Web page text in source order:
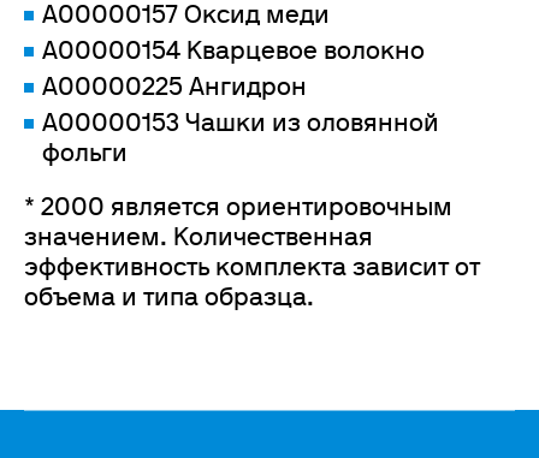
A00000157 Оксид меди
A00000154 Кварцевое волокно
A00000225 Ангидрон
A00000153 Чашки из оловянной
фольги
* 2000 является ориентировочным
значением. Количественная
эффективность комплекта зависит от
объема и типа образца.